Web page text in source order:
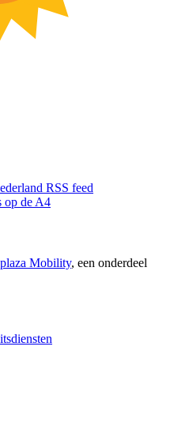
RSS feed
op de A4
Mobility, een onderdeel